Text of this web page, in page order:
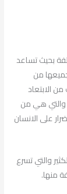
بحيث تساعد
من
الابتعاد
والتي هي من
على الانسان
والتي تسرع
منها.